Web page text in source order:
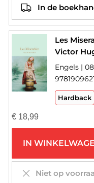
In de
Les
Victor
Engels |
Hardback
€18,99
IN
Niet op